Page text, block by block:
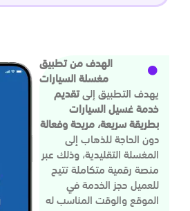
الهدف من تطبيق
مغسلة السيارات
يهدف التطبيق إلىتقديم
خدمة غسيل السيارات
بطريقة سريعة، مريحة وفعالة
دون الحاجة للذهاب إلى
المغسلة التقليدية، وذلك عبر
منصة رقمية متكاملة تتيح
للعميل حجز الخدمة في
الموقع والوقت المناسب له